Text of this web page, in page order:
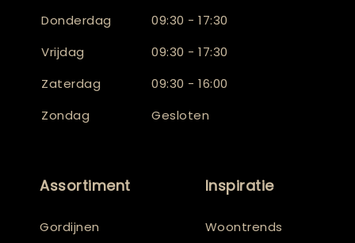
Donderdag
09:30 - 17:30
Vrijdag
09:30 - 17:30
Zaterdag
09:30 - 16:00
Zondag
Gesloten
Assortiment
Gordijnen
Inspiratie
Woontrends